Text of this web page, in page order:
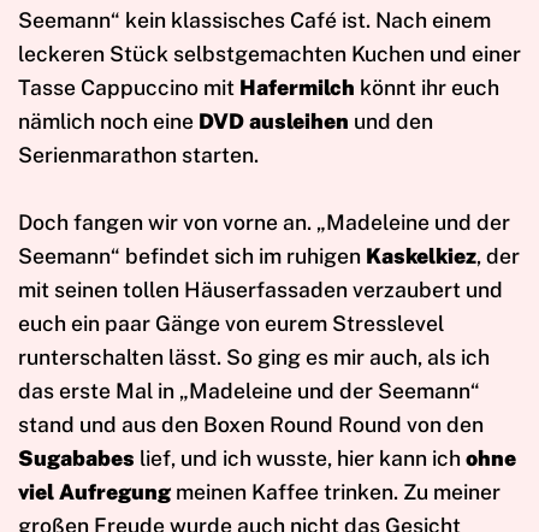
Seemann“ kein klassisches Café ist. Nach einem
leckeren Stück selbstgemachten Kuchen und einer
Tasse Cappuccino mit Hafermilch könnt ihr euch
nämlich noch eine DVD ausleihen und den
Serienmarathon starten.
Doch fangen wir von vorne an. „Madeleine und der
Seemann“ befindet sich im ruhigen Kaskelkiez, der
mit seinen tollen Häuserfassaden verzaubert und
euch ein paar Gänge von eurem Stresslevel
runterschalten lässt. So ging es mir auch, als ich
das erste Mal in „Madeleine und der Seemann“
stand und aus den Boxen Round Round von den
Sugababes lief, und ich wusste, hier kann ich ohne
viel Aufregung meinen Kaffee trinken. Zu meiner
großen Freude wurde auch nicht das Gesicht